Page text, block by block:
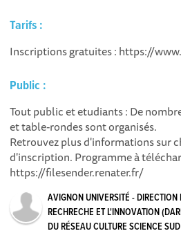
Tarifs :
Inscriptions gratuites : https://
Public :
Tout public et etudiants : De
et table-rondes sont organisés.
Retrouvez plus d'informations sur
d'inscription. Programme à
https://filesender.renater.fr/
AVIGNON UNIVERSITÉ -
RECHRECHE ET L'INNOVATION
DU RÉSEAU CULTURE SCIENCE SUD